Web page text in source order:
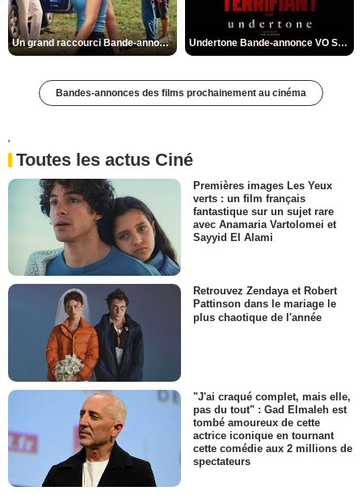
Un grand raccourci Bande-annonce VF Undertone Bande-annonce VO STFR
Bandes-annonces des films prochainement au cinéma
'
Toutes les actus Ciné
Premières images Les Yeux
verts : un film français
fantastique sur un sujet rare
avec Anamaria Vartolomei et
Sayyid El Alami
Retrouvez Zendaya et Robert
Pattinson dans le mariage le
plus chaotique de l'année
"J'ai craqué complet, mais elle,
pas du tout" : Gad Elmaleh est
tombé amoureux de cette
actrice iconique en tournant
cette comédie aux 2 millions de
spectateurs